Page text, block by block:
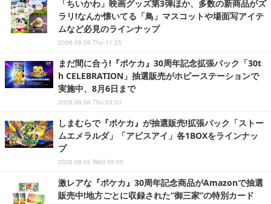
「ちいかわ」映画グッズ第3弾ほか、多数の新商品がズ
ラリ!なんか懐いてる「鳥」マスコットや場面写アイテ
ムなど必見のラインナップ
2026.08.06 Thu 11:25
まだ間に合う!『ポケカ』30周年記念拡張パック「30t
h CELEBRATION」抽選販売がホビーステーションで
実施中、8月6日まで
2026.08.06 Thu 03:00
しまむらで『ポケカ』が抽選販売!拡張パック「ストー
ムエメラルダ」「アビスアイ」各1BOXをラインナッ
プ
2026.08.05 Wed 05:00
激レアな『ポケカ』30周年記念商品がAmazonで抽選
販売中!地方ごとに収録された“御三家”の特別カード